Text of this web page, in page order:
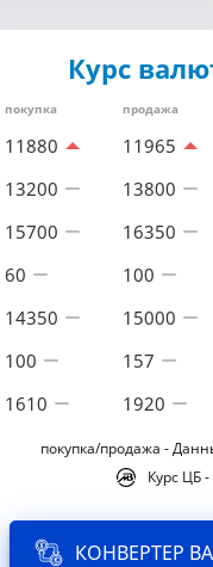
Курс
покупка продажа
11880 11965
13200 13800
15700 16350
60 100
14350 15000
100 157
1610 1920
покупка/продажа -
Курс ЦБ
КОНВЕРТЕР